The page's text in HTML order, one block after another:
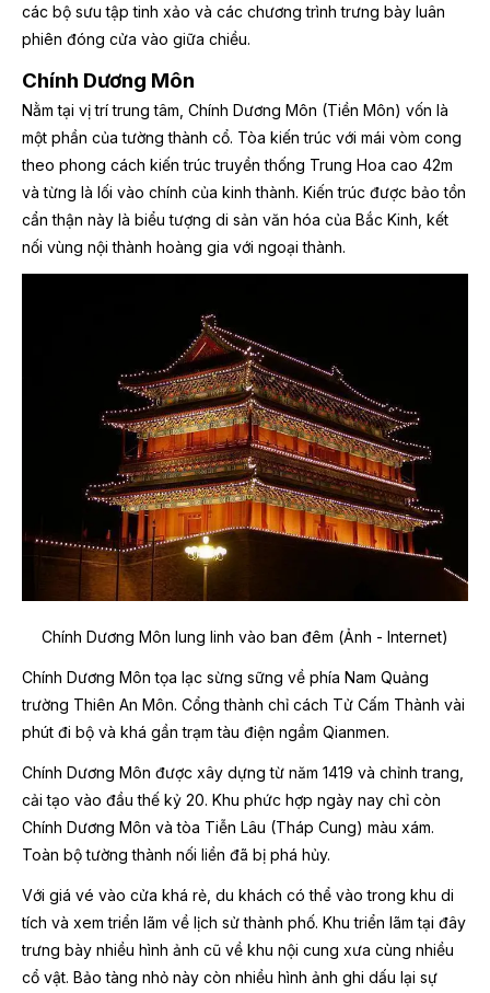
các bộ sưu tập tinh xảo và các chương trình trưng bày luân
phiên đóng cửa vào giữa chiều.
Chính Dương Môn
Nằm tại vị trí trung tâm, Chính Dương Môn (Tiền Môn) vốn là
một phần của tường thành cổ. Tòa kiến trúc với mái vòm cong
theo phong cách kiến trúc truyền thống Trung Hoa cao 42m
và từng là lối vào chính của kinh thành. Kiến trúc được bảo tồn
cẩn thận này là biểu tượng di sản văn hóa của Bắc Kinh, kết
nối vùng nội thành hoàng gia với ngoại thành.
Chính Dương Môn lung linh vào ban đêm (Ảnh - Internet)
Chính Dương Môn tọa lạc sừng sững về phía Nam Quảng
trường Thiên An Môn. Cổng thành chỉ cách Tử Cấm Thành vài
phút đi bộ và khá gần trạm tàu điện ngầm Qianmen.
Chính Dương Môn được xây dựng từ năm 1419 và chỉnh trang,
cải tạo vào đầu thế kỷ 20. Khu phức hợp ngày nay chỉ còn
Chính Dương Môn và tòa Tiễn Lâu (Tháp Cung) màu xám.
Toàn bộ tường thành nối liền đã bị phá hủy.
Với giá vé vào cửa khá rẻ, du khách có thể vào trong khu di
tích và xem triển lãm về lịch sử thành phố. Khu triển lãm tại đây
trưng bày nhiều hình ảnh cũ về khu nội cung xưa cùng nhiều
cổ vật. Bảo tàng nhỏ này còn nhiều hình ảnh ghi dấu lại sự